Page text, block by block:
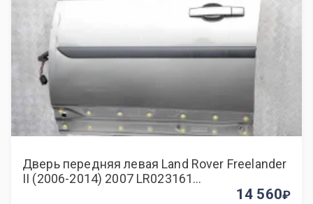
Дверь передняя левая Land Rover Freelander
II (2006-2014) 2007 LR023161
14 560